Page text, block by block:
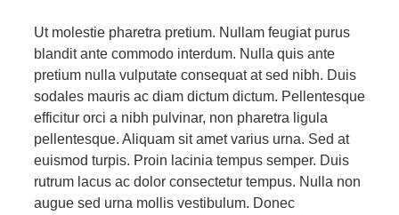
Ut molestie pharetra pretium. Nullam feugiat purus
blandit ante commodo interdum. Nulla quis ante
pretium nulla vulputate consequat at sed nibh. Duis
sodales mauris ac diam dictum dictum. Pellentesque
efficitur orci a nibh pulvinar, non pharetra ligula
pellentesque. Aliquam sit amet varius urna. Sed at
euismod turpis. Proin lacinia tempus semper. Duis
rutrum lacus ac dolor consectetur tempus. Nulla non
augue sed urna mollis vestibulum. Donec